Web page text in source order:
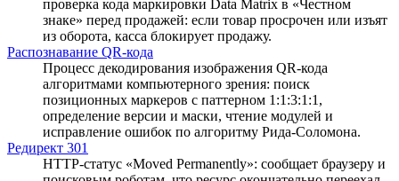
проверка кода маркировки Data Matrix в «Честном
знаке» перед продажей: если товар просрочен или изъят
из оборота, касса блокирует продажу.
Распознавание QR-кода
Процесс декодирования изображения QR-кода
алгоритмами компьютерного зрения: поиск
позиционных маркеров с паттерном 1:1:3:1:1,
определение версии и маски, чтение модулей и
исправление ошибок по алгоритму Рида-Соломона.
Редирект 301
HTTP-статус «Moved Permanently»: сообщает браузеру и